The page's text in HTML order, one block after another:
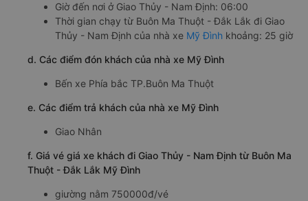
Giờ đến nơi ở Giao Thủy - Nam Định: 06:00
Thời gian chạy từ Buôn Ma Thuột - Đắk Lắk đi Giao
Thủy - Nam Định của nhà xe Mỹ Đình khoảng: 25 giờ
d. Các điểm đón khách của nhà xe Mỹ Đình
Bến xe Phía bắc TP.Buôn Ma Thuột
e. Các điểm trả khách của nhà xe Mỹ Đình
Giao Nhân
f. Giá vé giá xe khách đi Giao Thủy - Nam Định từ Buôn Ma
Thuột - Đắk Lắk Mỹ Đình
giường nằm 750000đ/vé